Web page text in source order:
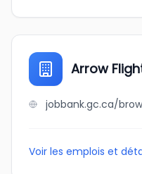
Arrow
Voir les emplois et